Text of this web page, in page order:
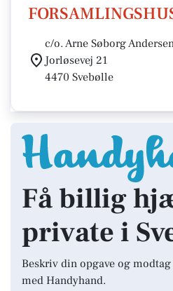
c/o. Arne Søborg
Jorløsevej 21
4470 Svebølle
Få billig
private i
Beskriv din opgave og
med Handyhand.